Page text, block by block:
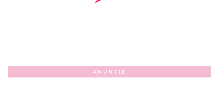
ANUNCIE